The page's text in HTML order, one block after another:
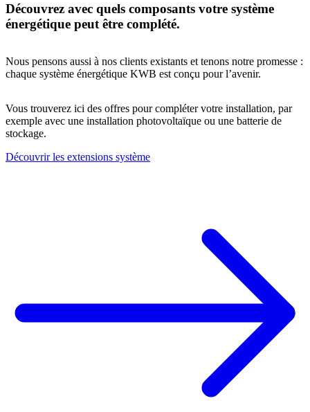
Découvrez avec quels composants votre système
énergétique peut être complété.
Nous pensons aussi à nos clients existants et tenons notre promesse :
chaque système énergétique KWB est conçu pour l’avenir.
Vous trouverez ici des offres pour compléter votre installation, par
exemple avec une installation photovoltaïque ou une batterie de
stockage.
Découvrir les extensions système